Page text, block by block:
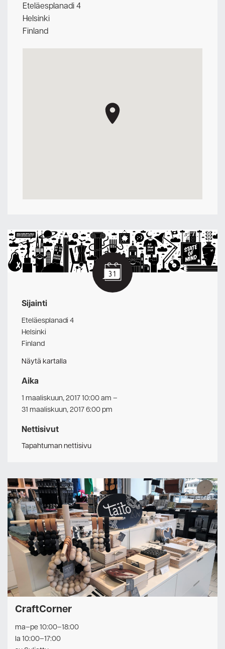
Eteläesplanadi 4
Helsinki
Finland
Sijainti
Eteläesplanadi 4
Helsinki
Finland
Näytä kartalla
Aika
1 maaliskuun, 2017 10:00 am –
31 maaliskuun, 2017 6:00 pm
Nettisivut
Tapahtuman nettisivu
CraftCorner
ma–pe 10:00–18:00
la 10:00–17:00